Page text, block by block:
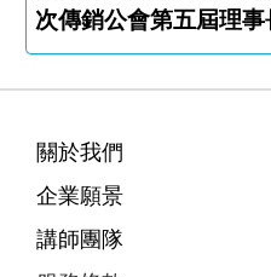
次傳銷公會第五屆理事
關於我們
企業願景
講師團隊